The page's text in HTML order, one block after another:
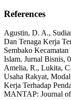
References
Agustin, D. A.,
Dan Tenaga Kerja
Sembako
Islam. Jurnal Bisnis,
Amelia, R., Lukita,
Usaha Rakyat,
Kerja Terhadap
MANTAP: Journal of